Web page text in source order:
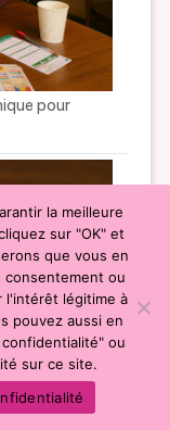
pour
la meilleure
sur "OK" et
que vous en
ou
l'intérêt légitime à
pouvez aussi en
ou
sur ce site.